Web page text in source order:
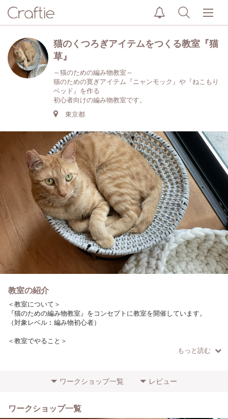
猫のくつろぎアイテムをつくる教室『猫
草』
～猫のための編み物教室～
猫のための寛ぎアイテム『ニャンモック』や『ねこもり
ベッド』を作る
初心者向けの編み物教室です。
東京都
教室の紹介
＜教室について＞
『猫のための編み物教室』をコンセプトに教室を開催しています。
（対象レベル︰編み物初心者）
＜教室でやること＞
愛する猫ちゃんのために、『猫くつろぎアイテム』を仕上げていきま
＜こだわりやポイント＞
・ご自慢の猫ちゃん話をしながら楽しく作品づくりをして頂けます。
も楽しんで頂けると思います。
もっと読む
ワークショップ一覧 レビュー
ワークショップ一覧